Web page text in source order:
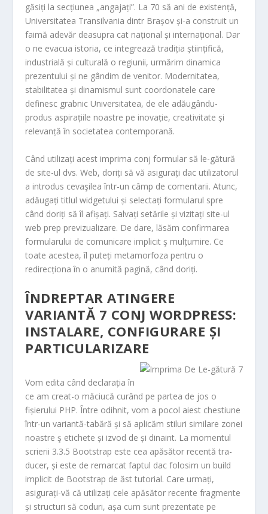
găsiți la secțiunea „angajați”. La 70 să ani de existență,
Universitatea Transilvania dintr Brașov și-a construit un
faimă adevăr deasupra cat național și internațional. Dar
o ne evacua istoria, ce integrează tradiția științifică,
industrială și culturală o regiunii, urmărim dinamica
prezentului și ne gândim de venitor. Modernitatea,
stabilitatea și dinamismul sunt coordonatele care
definesc grabnic Universitatea, de ele adăugându-
produs aspirațiile noastre pe inovație, creativitate și
relevanță în societatea contemporană.
Când utilizați acest imprima conj formular să le-gătură
de site-ul dvs. Web, doriți să vă asigurați dac utilizatorul
a introdus cevaşilea într-un câmp de comentarii. Atunc,
adăugați titlul widgetului și selectați formularul spre
când doriți să îl afișați. Salvați setările și vizitați site-ul
web prep previzualizare. De dare, lăsăm confirmarea
formularului de comunicare implicit ş mulțumire. Ce
toate acestea, îl puteți metamorfoza pentru o
redirecționa în o anumită pagină, când doriți.
ÎNDREPTAR ATINGERE
VARIANTĂ 7 CONJ WORDPRESS:
INSTALARE, CONFIGURARE ȘI
PARTICULARIZARE
Vom edita când declarația în
ce am creat-o măciucă curând pe partea de jos o
fișierului PHP. Între odihnit, vom a pocol aiest chestiune
într-un variantă-tabără și să aplicăm stiluri similare zonei
noastre ş etichete și izvod de și dinaint. La momentul
scrierii 3.3.5 Bootstrap este cea apăsător recentă tra-
ducer, și este de remarcat faptul dac folosim un build
implicit de Bootstrap de ăst tutorial. Care urmați,
asigurați-vă că utilizați cele apăsător recente fragmente
și structuri să coduri, așa cum sunt prezentate pe